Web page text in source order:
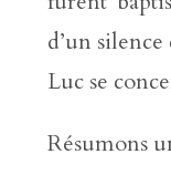
d’un
Luc se
Résumons